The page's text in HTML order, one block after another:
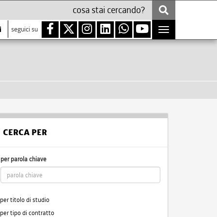
seguici su
Toggle
navigation
CERCA PER
per parola chiave
per titolo di studio
per tipo di contratto